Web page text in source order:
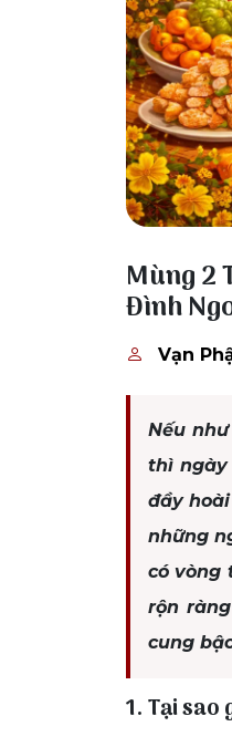
Mùng 2
Đình
Vạn
Nếu
thì ngày
đầy
những
có vòng
rộn
cung
1. Tại sao